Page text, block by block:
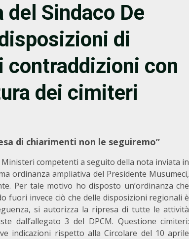
del Sindaco De
di
contraddizioni con
dei cimiteri
di chiarimenti non le seguiremo”
competenti a seguito della nota inviata in
ordinanza ampliativa del Presidente Musumeci,
Per tale motivo ho disposto un’ordinanza che
fuori invece ciò che delle disposizioni regionali è
si autorizza la ripresa di tutte le attività
dall’allegato 3 del DPCM. Questione cimiteri:
indicazioni rispetto alla Circolare del 10 aprile